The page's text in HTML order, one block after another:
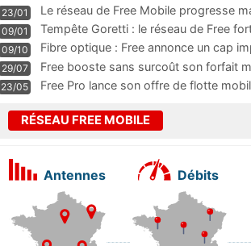
23/01
Le réseau de Free Mobile progresse
m
09/01
Tempête Goretti : le réseau de Free
09/10
Fibre optique : Free annonce un cap
pass
29/07
Free booste sans surcoût son forfait
23/05 Free Pro lance son offre de flotte
RÉSEAU FREE MOBILE
Antennes Débits